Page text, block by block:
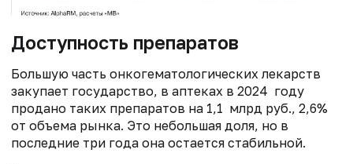
Доступность препаратов
Большую часть онкогематологических лекарств
закупает государство, в аптеках в 2024 году
продано таких препаратов на 1,1 млрд руб., 2,6%
от объема рынка. Это небольшая доля, но в
последние три года она остается стабильной.